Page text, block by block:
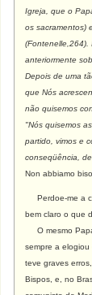
Igreja, que o
os sacramentos)
(Fontenelle,264).
anteriormente
Depois de uma
que Nós
não quisemos
"Nós quisemos
partido, vimos e
conseqüência,
Non abbiamo
Perdoe-me a
bem claro o que
O mesmo Papa
sempre a
teve graves
Bispos, e, no